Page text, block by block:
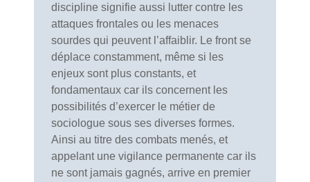
discipline signifie aussi lutter contre les
attaques frontales ou les menaces
sourdes qui peuvent l’affaiblir. Le front se
déplace constamment, même si les
enjeux sont plus constants, et
fondamentaux car ils concernent les
possibilités d’exercer le métier de
sociologue sous ses diverses formes.
Ainsi au titre des combats menés, et
appelant une vigilance permanente car ils
ne sont jamais gagnés, arrive en premier